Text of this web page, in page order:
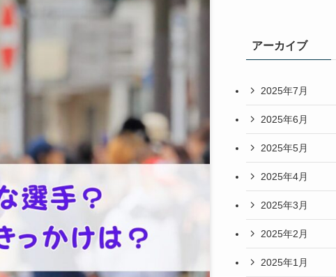
アーカイブ
2025年7月
2025年6月
2025年5月
2025年4月
2025年3月
2025年2月
2025年1月